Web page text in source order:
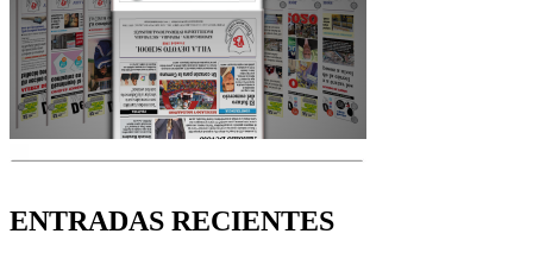
ENTRADAS RECIENTES